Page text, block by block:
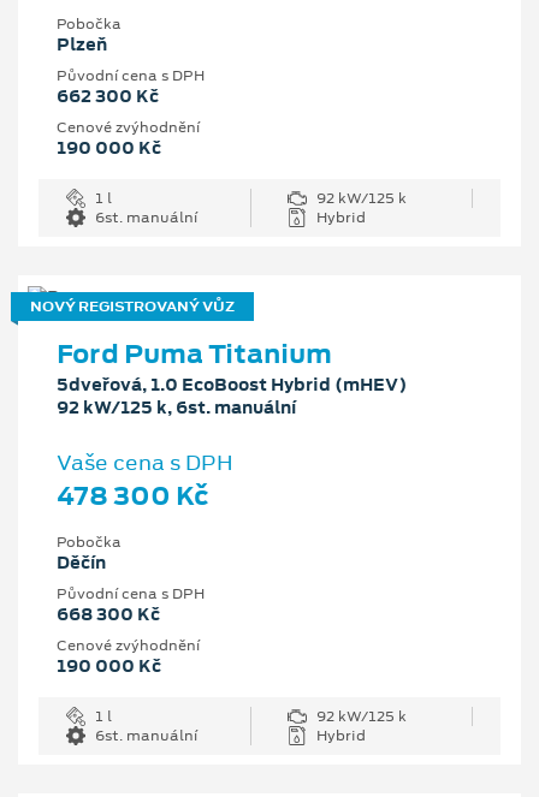
Pobočka
Plzeň
Původní cena s DPH
662 300 Kč
Cenové zvýhodnění
190 000 Kč
1 l
92 kW/125 k
6st. manuální
Hybrid
NOVÝ REGISTROVANÝ VŮZ
Ford Puma Titanium
5dveřová, 1.0 EcoBoost Hybrid (mHEV)
92 kW/125 k, 6st. manuální
Vaše cena s DPH
478 300 Kč
Pobočka
Děčín
Původní cena s DPH
668 300 Kč
Cenové zvýhodnění
190 000 Kč
1 l
92 kW/125 k
6st. manuální
Hybrid